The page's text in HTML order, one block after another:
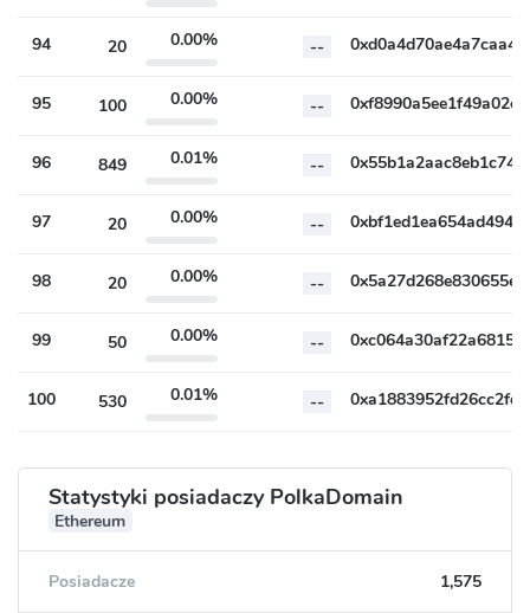
94 20 0.00% --
95 100 0.00% --
96 849 0.01% --
97 20 0.00% --
98 20 0.00% --
99 50 0.00% --
100 530 0.01% --
Statystyki posiadaczy PolkaDomain
Ethereum
Posiadacze 1,575